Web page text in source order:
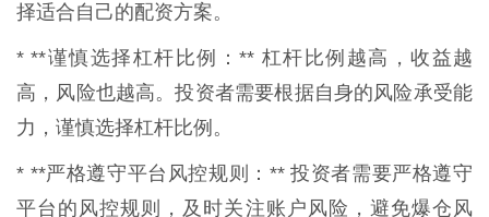
择适合自己的配资方案。
* **谨慎选择杠杆比例：** 杠杆比例越高，收益越
高，风险也越高。投资者需要根据自身的风险承受能
力，谨慎选择杠杆比例。
* **严格遵守平台风控规则：** 投资者需要严格遵守
平台的风控规则，及时关注账户风险，避免爆仓风